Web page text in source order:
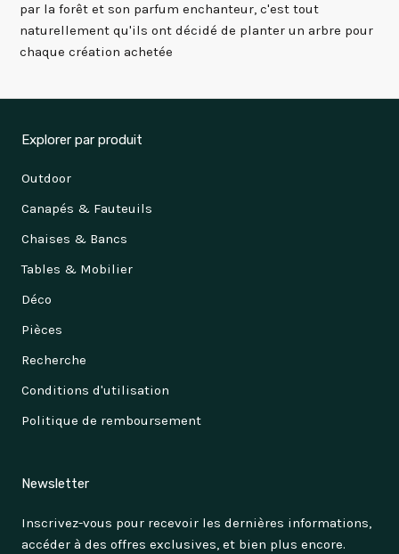
par la forêt et son parfum enchanteur, c'est tout
naturellement qu'ils ont décidé de planter un arbre pour
chaque création achetée
Explorer par produit
Outdoor
Canapés & Fauteuils
Chaises & Bancs
Tables & Mobilier
Déco
Pièces
Recherche
Conditions d'utilisation
Politique de remboursement
Newsletter
Inscrivez-vous pour recevoir les dernières informations,
accéder à des offres exclusives, et bien plus encore.